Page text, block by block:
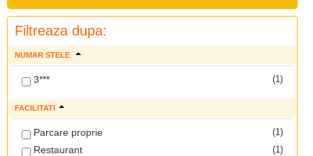
Filtreaza dupa:
NUMAR STELE
(1)
3***
FACILITATI
(1)
Parcare proprie
(1)
Restaurant